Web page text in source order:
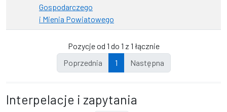
Gospodarczego
i Mienia Powiatowego
Pozycje od 1 do 1 z 1 łącznie
Poprzednia
1 Następna
Interpelacje i zapytania